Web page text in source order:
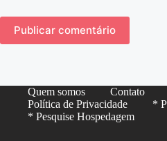
Publicar comentário
Quem somos Contato
Política de Privacidade
*
* Pesquise Hospedagem